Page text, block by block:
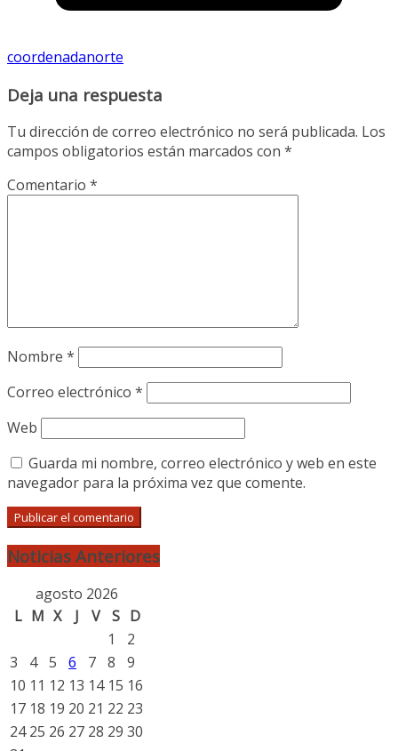
coordenadanorte
Deja una respuesta
Tu dirección de correo electrónico no será publicada. Los
campos obligatorios están marcados con *
Comentario *
Nombre *
Correo electrónico *
Web
Guarda mi nombre, correo electrónico y web en este
navegador para la próxima vez que comente.
Noticias Anteriores
agosto 2026
L M X J V S D
1
2
3
4 5 6 7 8
9
10 11 12 13 14 15 16
17 18 19 20 21 22 23
24 25 26 27 28 29 30